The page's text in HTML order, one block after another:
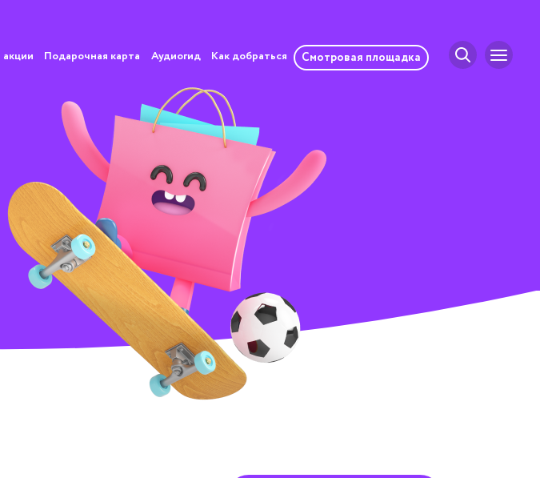
Подарочная карта Аудиогид Как добраться Смотровая площадка